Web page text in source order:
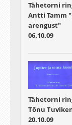
Tähetorni
Antti Tamm
arengust"
06.10.09
Tähetorni
Tõnu
20.10.09